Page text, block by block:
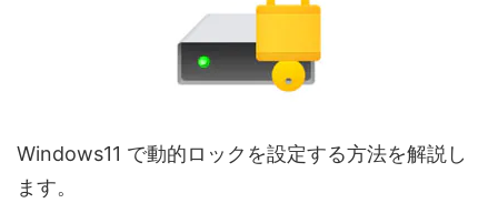
Windows11 で動的ロックを設定する方法を解説し
ます。